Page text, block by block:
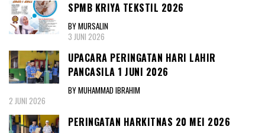
SPMB KRIYA TEKSTIL 2026
BY MURSALIN
3 JUNI 2026
UPACARA PERINGATAN HARI LAHIR
PANCASILA 1 JUNI 2026
BY MUHAMMAD IBRAHIM
2 JUNI 2026
PERINGATAN HARKITNAS 20 MEI 2026